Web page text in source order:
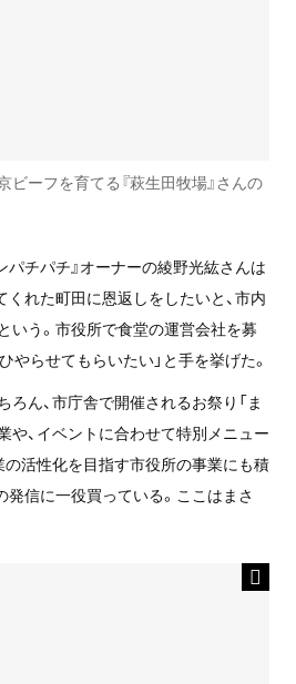
ーフを育てる『萩生田牧場』さんの
パチパチ』オーナーの綾野光紘さんは
れた町田に恩返しをしたいと、市内
いう。市役所で食堂の運営会社を募
やらせてもらいたい」と手を挙げた。
ん、市庁舎で開催されるお祭り「ま
や、イベントに合わせて特別メニュー
の活性化を目指す市役所の事業にも積
発信に一役買っている。ここはまさ